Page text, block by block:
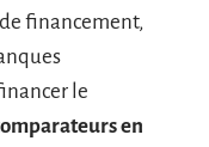
financement,
le
en